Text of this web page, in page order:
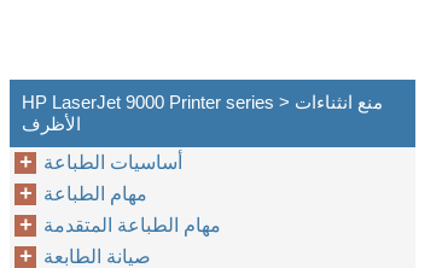
HP LaserJet 9000 Printer series > منع انثناءات
الأظرف
أساسيات الطباعة
مهام الطباعة
مهام الطباعة المتقدمة
صيانة الطابعة